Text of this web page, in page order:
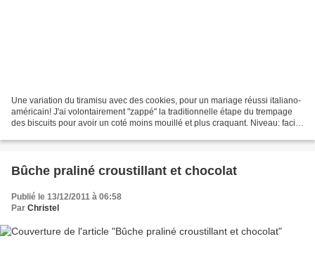
Une variation du tiramisu avec des cookies, pour un mariage réussi italiano-
américain! J'ai volontairement "zappé" la traditionnelle étape du trempage
des biscuits pour avoir un coté moins mouillé et plus craquant. Niveau: facile
Bûche praliné croustillant et chocolat
Publié le 13/12/2011 à 06:58
Par Christel